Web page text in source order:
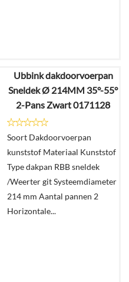
€26,79
€ 16,99
In
winkelmand
Ubbink dakdoorvoerpan
Sneldek Ø 214MM 35°-55°
2-Pans Zwart 0171128
Soort Dakdoorvoerpan
kunststof Materiaal Kunststof
Type dakpan RBB sneldek
/Weerter git Systeemdiameter
214 mm Aantal pannen 2
Horizontale...